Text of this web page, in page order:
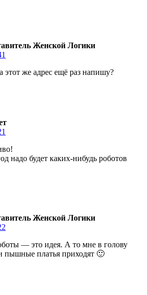
Женской Логики
этот же адрес ещё раз напишу?
надо будет каких-нибудь роботов
Женской Логики
— это идея. А то мне в голову
пышные платья приходят 🙂